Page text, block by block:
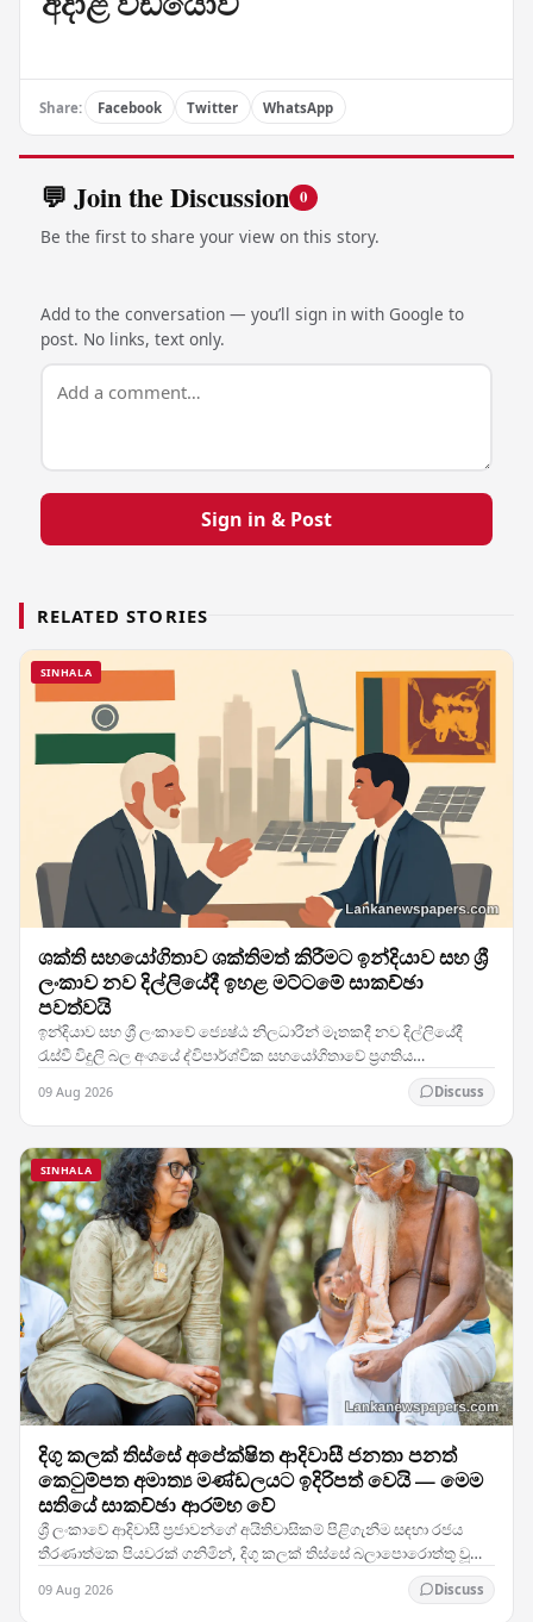
Share: Facebook Twitter WhatsApp
💬 Join the Discussion 0
Be the first to share your view on this story.
Add to the conversation — you’ll sign in with Google to
post. No links, text only.
Sign in & Post
RELATED STORIES
SINHALA
ශක්ති සහයෝගිතාව ශක්තිමත් කිරීමට ඉන්දියාව සහ ශ්‍රී
ලංකාව නව දිල්ලියේදී ඉහළ මට්ටමේ සාකච්ඡා
පවත්වයි
ඉන්දියාව සහ ශ්‍රී ලංකාවේ ජ්‍යෙෂ්ඨ නිලධාරීන් මෑතකදී නව දිල්ලියේදී
රැස්වී විදුලි බල අංශයේ ද්විපාර්ශ්වික සහයෝගිතාවේ ප්‍රගතිය
09 Aug 2026 Discuss
SINHALA
දිගු කලක් තිස්සේ අපේක්ෂිත ආදිවාසී ජනතා පනත්
කෙටුම්පත අමාත්‍ය මණ්ඩලයට ඉදිරිපත් වෙයි — මෙම
සතියේ සාකච්ඡා ආරම්භ වේ
ශ්‍රී ලංකාවේ ආදිවාසී ප්‍රජාවන්ගේ අයිතිවාසිකම් පිළිගැනීම සඳහා රජය
තීරණාත්මක පියවරක් ගනිමින්, දිගු කලක් තිස්සේ බලාපොරොත්තු වූ
09 Aug 2026 Discuss